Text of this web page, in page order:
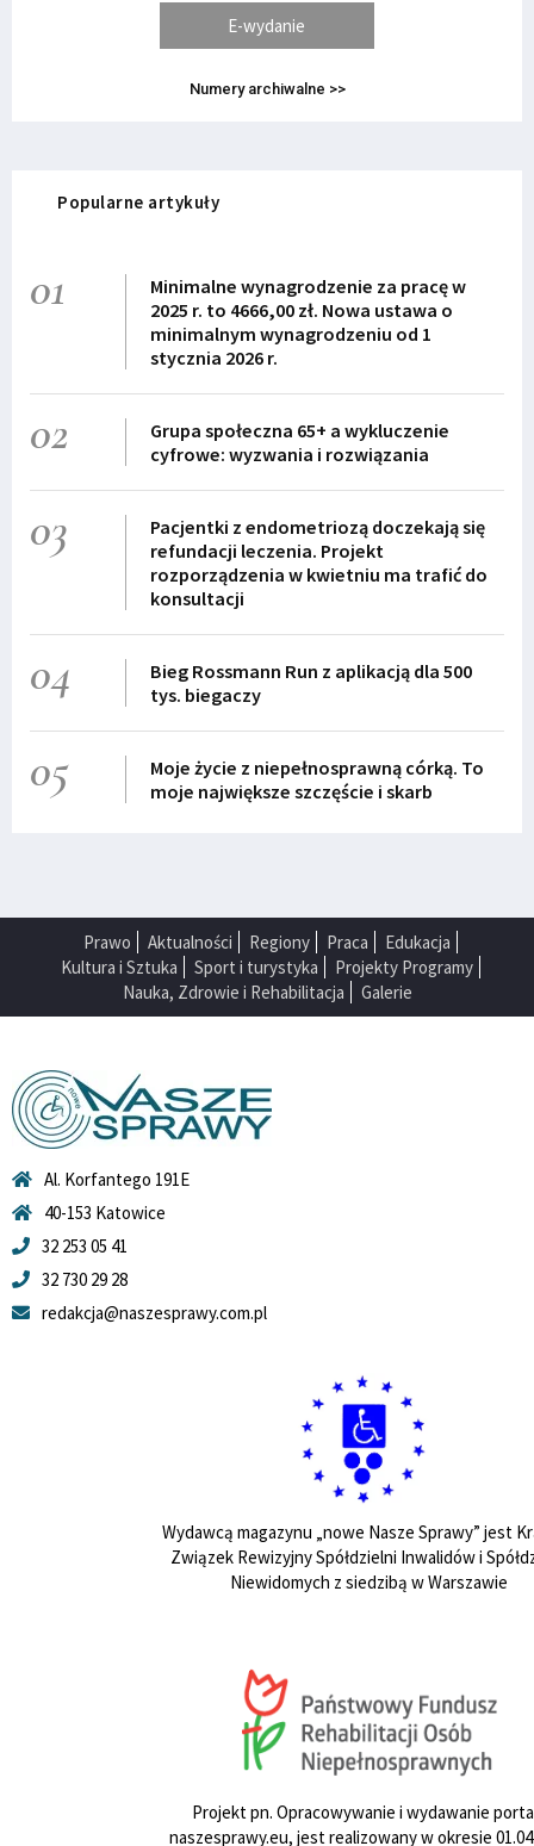
E-wydanie
Numery archiwalne >>
Popularne artykuły
01
Minimalne wynagrodzenie za pracę w
2025 r. to 4666,00 zł. Nowa ustawa o
minimalnym wynagrodzeniu od 1
stycznia 2026 r.
02
Grupa społeczna 65+ a wykluczenie
cyfrowe: wyzwania i rozwiązania
03
Pacjentki z endometriozą doczekają się
refundacji leczenia. Projekt
rozporządzenia w kwietniu ma trafić do
konsultacji
04
Bieg Rossmann Run z aplikacją dla 500
tys. biegaczy
05
Moje życie z niepełnosprawną córką. To
moje największe szczęście i skarb
Prawo Aktualności Regiony Praca
Edukacja
Kultura i Sztuka
Sport i turystyka
Projekty Programy
Nauka, Zdrowie i Rehabilitacja
Galerie
Al. Korfantego 191E
40-153 Katowice
32 253 05 41
32 730 29 28
redakcja@naszesprawy.com.pl
Wydawcą magazynu „nowe Nasze Sprawy” jest
Związek Rewizyjny Spółdzielni Inwalidów i
Niewidomych z siedzibą w Warszawie
Projekt pn. Opracowywanie i wydawanie
naszesprawy.eu, jest realizowany w okresie